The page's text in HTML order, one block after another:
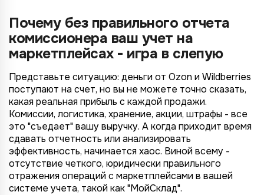
Почему без правильного отчета
комиссионера ваш учет на
маркетплейсах - игра в слепую
Представьте ситуацию: деньги от Ozon и Wildberries
поступают на счет, но вы не можете точно сказать,
какая реальная прибыль с каждой продажи.
Комиссии, логистика, хранение, акции, штрафы - все
это "съедает" вашу выручку. А когда приходит время
сдавать отчетность или анализировать
эффективность, начинается хаос. Виной всему -
отсутствие четкого, юридически правильного
отражения операций с маркетплейсами в вашей
системе учета, такой как "МойСклад".